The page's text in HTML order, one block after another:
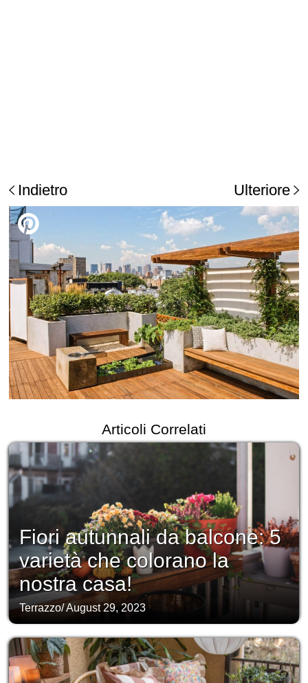
Indietro Ulteriore
Articoli Correlati
Fiori autunnali da balcone: 5
varietà che colorano la
nostra casa!
Terrazzo/August 29, 2023